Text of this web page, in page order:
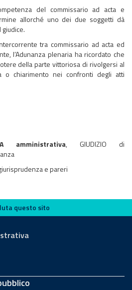
del commissario ad acta e
allorché uno dei due soggetti dà
tra commissario ad acta ed
l’Adunanza plenaria ha ricordato che
della parte vittoriosa di rivolgersi al
o chiarimento nei confronti degli atti
amministrativa, GIUDIZIO di
e pareri
questo sito